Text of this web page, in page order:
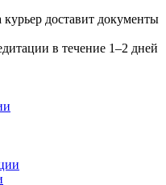
доставит документы
в течение 1–2 дней